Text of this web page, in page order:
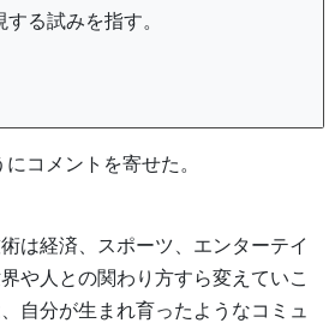
る試みを指す。
コメントを寄せた。
は経済、スポーツ、エンターテイ
や人との関わり方すら変えていこ
自分が生まれ育ったようなコミュ